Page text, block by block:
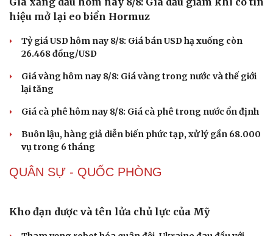
Sức khỏe
Dinh dưỡng - món ngon
Sản phụ khoa
Nhi khoa
Nam khoa
Làm đẹp - giảm cân
Phòng mạch online
Ăn sạch sống khỏe
Đời sống
Nhà đẹp
Tình yêu - Gia đình
Giá xăng dầu hôm nay 8/8: Giá dầu giảm khi có tín
hiệu mở lại eo biển Hormuz
Tỷ giá USD hôm nay 8/8: Giá bán USD hạ xuống còn
Giá vàng hôm nay 8/8: Giá vàng trong nước và thế giới
lại tăng